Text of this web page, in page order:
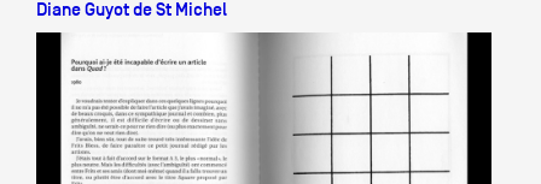
Diane Guyot de St Michel